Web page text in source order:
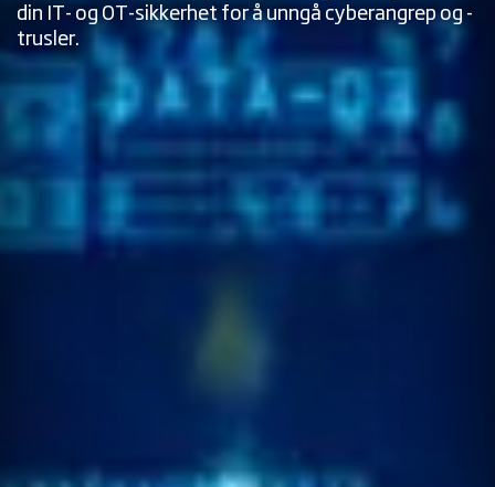
din IT- og OT-sikkerhet for å unngå cyberangrep og -
trusler.